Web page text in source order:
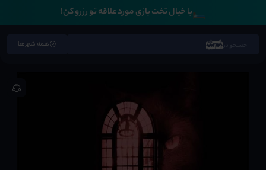
🛏️با خیال تخت بازی مورد علاقه تو رزرو کن!
همه شهرها